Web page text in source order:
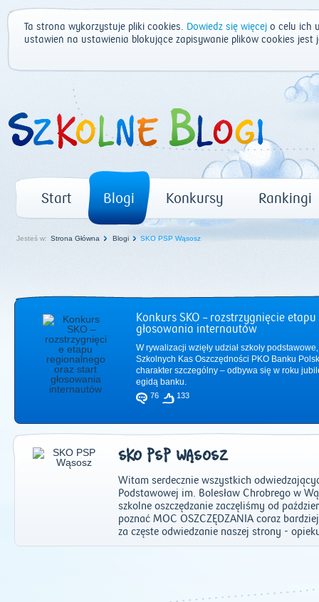
Ta strona wykorzystuje pliki cookies. Dowiedz się więcej o celu ich
ustawień na ustawienia blokujące zapisywanie plików cookies
Start Blogi Konkursy Rankingi
Jesteś w: Strona Główna Blogi SKO PSP Wąsosz
Konkurs SKO – rozstrzygnięcie
głosowania internautów
W rywalizacji wzięły udział szkoły
Szkolnych Kas Oszczędności PKO Banku
charakter szczególny – odbywa się w roku
egidą banku.
76 133
SKO PSP WĄSOSZ
Witam serdecznie wszystkich
Podstawowej im. Bolesław Chrobrego w
szkolne oszczędzanie zaczęliśmy od
poznać MOC OSZCZĘDZANIA coraz
za częste odwiedzanie naszej strony -
2011| 2012|